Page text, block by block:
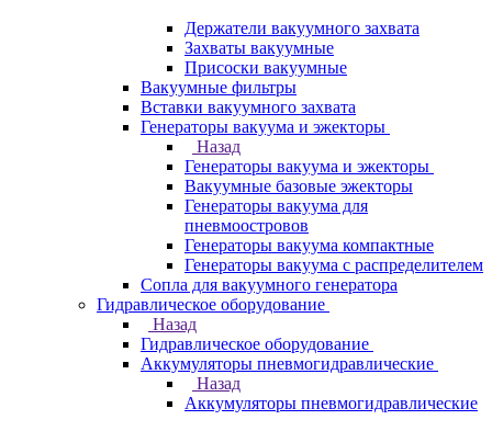
Держатели вакуумного захвата
Захваты вакуумные
Присоски вакуумные
Вакуумные фильтры
Вставки вакуумного захвата
Генераторы вакуума и эжекторы
Назад
Генераторы вакуума и эжекторы
Вакуумные базовые эжекторы
Генераторы вакуума для
пневмоостровов
Генераторы вакуума компактные
Генераторы вакуума с распределителем
Сопла для вакуумного генератора
Гидравлическое оборудование
Назад
Гидравлическое оборудование
Аккумуляторы пневмогидравлические
Назад
Аккумуляторы пневмогидравлические